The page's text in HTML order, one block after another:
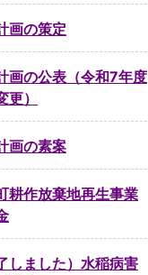
画の策定
画の公表（令和7年度
更）
画の素案
耕作放棄地再生事業
しました）水稲病害